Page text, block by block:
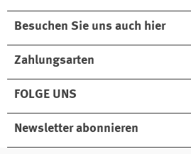
Besuchen Sie uns auch hier
Zahlungsarten
FOLGE UNS
Newsletter abonnieren